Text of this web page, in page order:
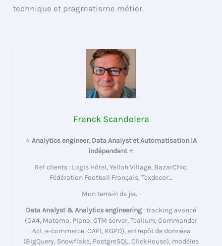
technique et pragmatisme métier.
Franck Scandolera
⭐ Analytics engineer, Data Analyst et Automatisation IA
indépendant⭐
Ref clients : Logis Hôtel, Yelloh Village, BazarChic,
Fédération Football Français, Texdecor…
Mon terrain de jeu :
Data Analyst & Analytics engineering : tracking avancé
(GA4, Matomo, Piano, GTM server, Tealium, Commander
Act, e-commerce, CAPI, RGPD), entrepôt de données
(BigQuery, Snowflake, PostgreSQL, ClickHouse), modèles